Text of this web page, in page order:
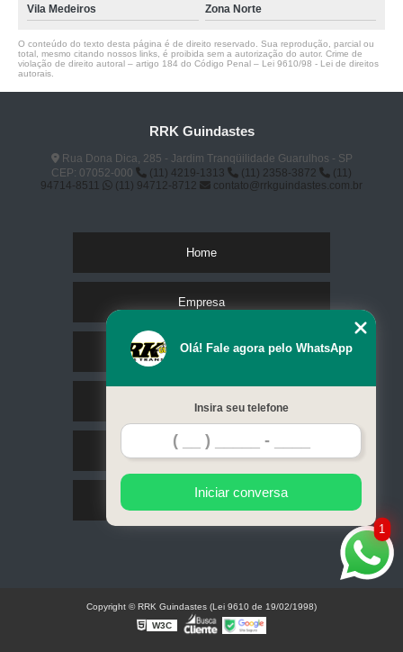
Vila Medeiros Zona Norte
O conteúdo do texto desta página é de direito reservado. Sua reprodução, parcial ou
total, mesmo citando nossos links, é proibida sem a autorização do autor. Crime de
violação de direito autoral – artigo 184 do Código Penal – Lei 9610/98 - Lei de direitos
autorais.
RRK Guindastes
Rua Dona Dica, 285 - Jardim Tranqüilidade Guarulhos - SP
CEP: 07052-000
(11) 4219-1313 (11) 2358-3872
(11)
94714-8511
(11) 94712-8712 contato@rrkguindastes.com.br
Home
Empresa
Missão
Serviços
Contato
Mapa do site
1
Olá! Fale agora pelo WhatsApp
Insira seu telefone
Iniciar conversa
Copyright © RRK Guindastes (Lei 9610 de 19/02/1998)
W3C